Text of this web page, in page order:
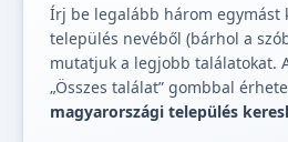
Írj be legalább három egymást
település nevéből (bárhol a
mutatjuk a legjobb találatokat.
„Összes találat” gombbal
magyarországi település